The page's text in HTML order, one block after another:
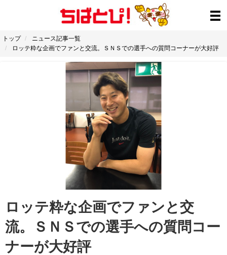
トップ
ニュース記事一覧
ロッテ粋な企画でファンと交流。ＳＮＳでの選手への質問コーナーが大好評
ロッテ粋な企画でファンと交
流。ＳＮＳでの選手への質問コー
ナーが大好評